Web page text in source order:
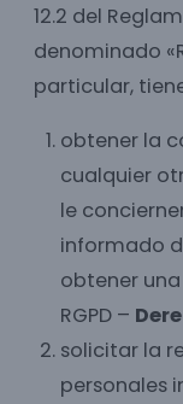
12.2 del
denominado
particular,
obtener la
cualquier
le
informado
obtener
RGPD –
solicitar la
personales